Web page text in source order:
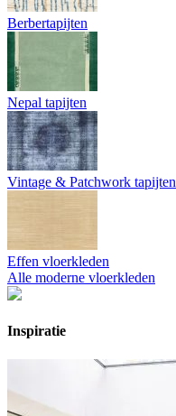
Berbertapijten
Nepal tapijten
Vintage & Patchwork tapijten
Effen vloerkleden
Alle moderne vloerkleden
Inspiratie